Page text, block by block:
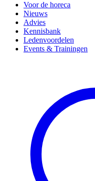
Voor de horeca
Nieuws
Advies
Kennisbank
Ledenvoordelen
Events & Trainingen